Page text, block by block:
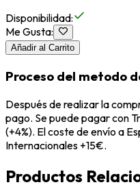
Disponibilidad:
Me Gusta:
Añadir al Carrito
Proceso del metodo
Después de realizar la
pago. Se puede pagar con
(+4%). El coste de envío a
Internacionales +15€.
Productos